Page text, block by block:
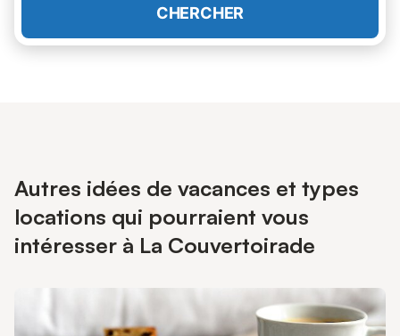
CHERCHER
Autres idées de vacances et types
locations qui pourraient vous
intéresser à La Couvertoirade